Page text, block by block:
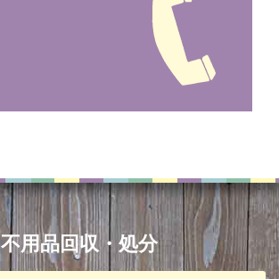
不用品回収・処分